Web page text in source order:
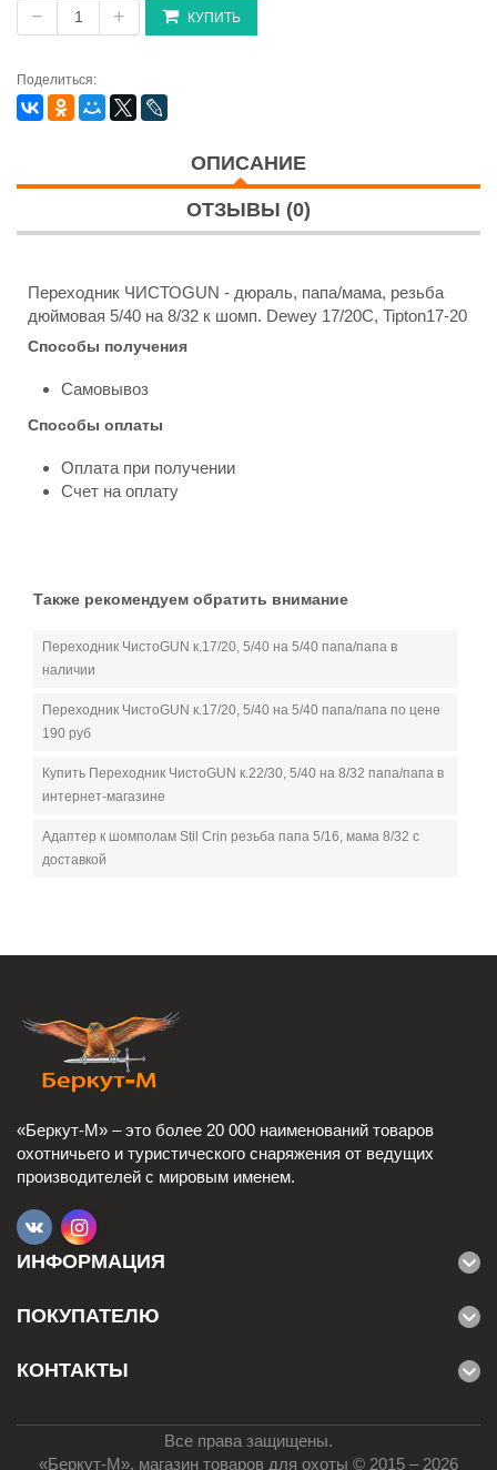
− + КУПИТЬ
Поделиться:
ОПИСАНИЕ
ОТЗЫВЫ (0)
Переходник ЧИСТОGUN - дюраль, папа/мама, резьба
дюймовая 5/40 на 8/32 к шомп. Dewey 17/20C, Tipton17-20
Способы получения
Самовывоз
Способы оплаты
Оплата при получении
Счет на оплату
Также рекомендуем обратить внимание
Переходник ЧистоGUN к.17/20, 5/40 на 5/40 папа/папа в
наличии
Переходник ЧистоGUN к.17/20, 5/40 на 5/40 папа/папа по цене
190 руб
Купить Переходник ЧистоGUN к.22/30, 5/40 на 8/32 папа/папа в
интернет-магазине
Адаптер к шомполам Stil Crin резьба папа 5/16, мама 8/32 с
доставкой
«Беркут-М» – это более 20 000 наименований товаров
охотничьего и туристического снаряжения от ведущих
производителей с мировым именем.
ИНФОРМАЦИЯ
ПОКУПАТЕЛЮ
КОНТАКТЫ
Все права защищены.
«Беркут-М», магазин товаров для охоты © 2015 – 2026